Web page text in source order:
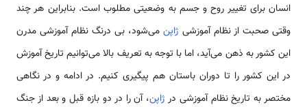
انسان برای تغییر روح و جسم به وضعیتی مطلوب است. بنابراین هر چند
وقتی صحبت از نظام آموزشی ژاپن می‌شود، بی درنگ نظام آموزشی مدرن
این کشور به ذهن می‌آید، اما با توجه به تعریف بالا می‌توانیم تاریخ آموزش
در این کشور را تا دوران باستان هم پیگیری کنیم. در ادامه و در نگاهی
مختصر به تاریخ نظام آموزشی در ژاپن، آن را در دو بازه قبل و بعد از جنگ